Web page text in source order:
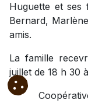
Huguette et ses
Bernard,
amis.
La famille
juillet de 18 h 30